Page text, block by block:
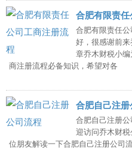
合肥有限责
合肥有限责任
好，很感谢前
章乔木财税小
商注册流程必备知识，希望对各
合肥自己注册
合肥自己注册
迎访问乔木财
位朋友解读一下合肥自己注册公司